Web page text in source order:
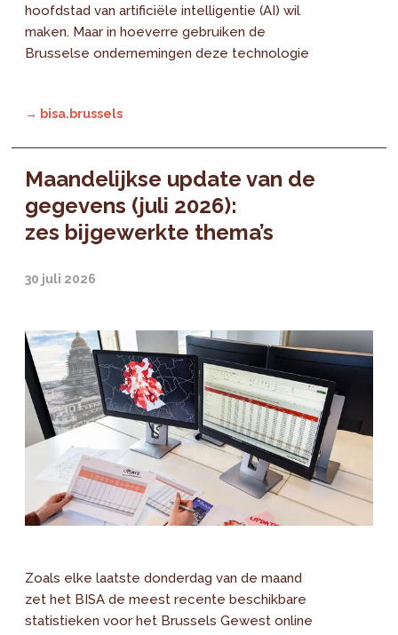
hoofdstad van artificiële intelligentie (AI) wil
maken. Maar in hoeverre gebruiken de
Brusselse ondernemingen deze technologie
→ bisa.brussels
Maandelijkse update van de
gegevens (juli 2026):
zes bijgewerkte thema’s
30 juli 2026
Zoals elke laatste donderdag van de maand
zet het BISA de meest recente beschikbare
statistieken voor het Brussels Gewest online